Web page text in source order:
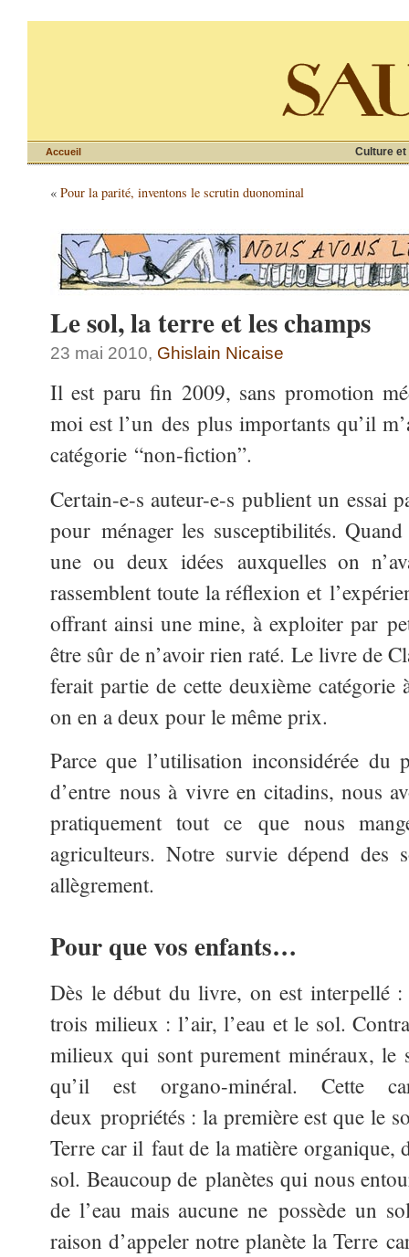
Culture et
Accueil
« Pour la parité, inventons le scrutin duonominal
Le sol, la terre et les champs
23 mai 2010, Ghislain Nicaise
Il est paru fin 2009, sans promotion
moi est l’un des plus importants qu’il
catégorie “non-fiction”.
Certain-e-s auteur-e-s publient un essai
pour ménager les susceptibilités.
une ou deux idées auxquelles on
rassemblent toute la réflexion et
offrant ainsi une mine, à exploiter par
être sûr de n’avoir rien raté. Le livre de
ferait partie de cette deuxième catégorie
on en a deux pour le même prix.
Parce que l’utilisation inconsidérée du
d’entre nous à vivre en citadins, nous
pratiquement tout ce que nous
agriculteurs. Notre survie dépend des
allègrement.
Pour que vos enfants…
Dès le début du livre, on est interpellé
trois milieux : l’air, l’eau et le sol.
milieux qui sont purement minéraux, le
qu’il est organo-minéral. Cette
deux propriétés : la première est que le
Terre car il faut de la matière organique,
sol. Beaucoup de planètes qui nous
de l’eau mais aucune ne possède un
raison d’appeler notre planète la Terre